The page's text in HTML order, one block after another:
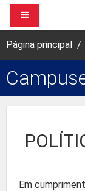
Ir para o conteúdo
Página principal
Em